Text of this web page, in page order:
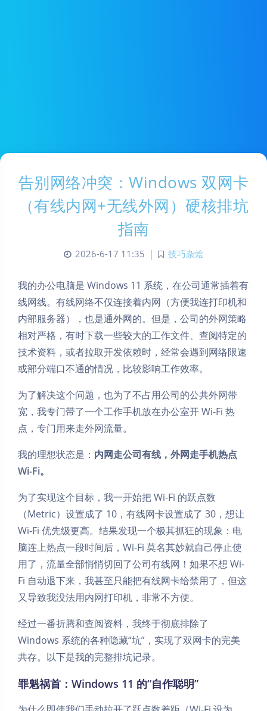
告别网络冲突：Windows 双网卡
（有线内网+无线外网）硬核排坑
指南
2026-6-17 11:35 | 技巧杂烩
我的办公电脑是 Windows 11 系统，在公司通常插着有
线网线。有线网络不仅连接着内网（方便我连打印机和
内部服务器），也是通外网的。但是，公司的外网策略
相对严格，有时下载一些较大的工作文件、查阅特定的
技术资料，或者拉取开发依赖时，经常会遇到网络限速
或部分端口不通的情况，比较影响工作效率。
为了解决这个问题，也为了不占用公司的公共外网带
宽，我专门带了一个工作手机放在办公室开 Wi-Fi 热
点，专门用来走外网流量。
我的理想状态是： 内网走公司有线，外网走手机热点
Wi-Fi。
为了实现这个目标，我一开始把 Wi-Fi 的跃点数
（Metric）设置成了 10，有线网卡设置成了 30，想让
Wi-Fi 优先级更高。结果发现一个极其抓狂的现象：电
脑连上热点一段时间后，Wi-Fi 莫名其妙就自己停止使
用了，流量全部悄悄切回了公司有线网！如果不想 Wi-
Fi 自动退下来，我甚至只能把有线网卡给禁用了，但这
又导致我没法用内网打印机，非常不方便。
经过一番折腾和查阅资料，我终于彻底排除了
Windows 系统的各种隐藏“坑”，实现了双网卡的完美
共存。以下是我的完整排坑记录。
罪魁祸首：Windows 11 的“自作聪明”